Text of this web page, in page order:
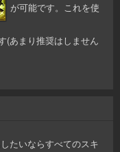
が可能です。これを使
(あまり推奨はしません
たいならすべてのスキ